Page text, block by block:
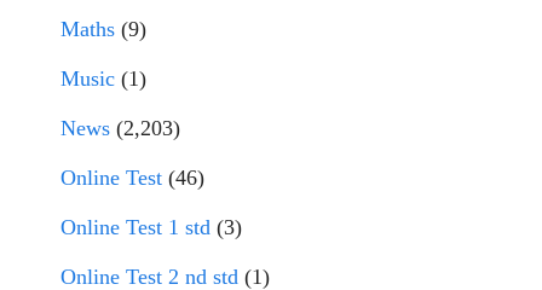
Maths (9)
Music (1)
News (2,203)
Online Test (46)
Online Test 1 std (3)
Online Test 2 nd std (1)